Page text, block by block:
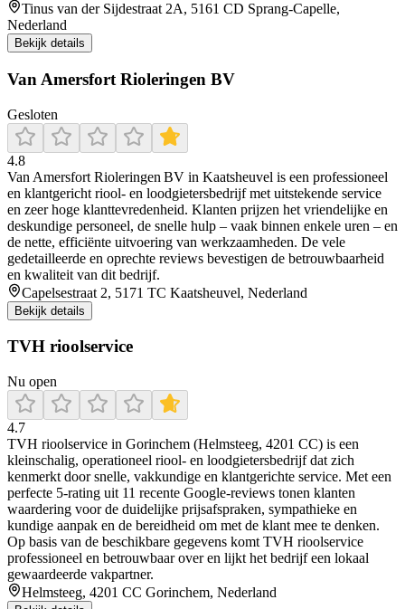
Tinus van der Sijdestraat 2A, 5161 CD Sprang-Capelle,
Nederland
Bekijk details
Van Amersfort Rioleringen BV
Gesloten
4.8
Van Amersfort Rioleringen BV in Kaatsheuvel is een professioneel
en klantgericht riool- en loodgietersbedrijf met uitstekende service
en zeer hoge klanttevredenheid. Klanten prijzen het vriendelijke en
deskundige personeel, de snelle hulp – vaak binnen enkele uren – en
de nette, efficiënte uitvoering van werkzaamheden. De vele
gedetailleerde en oprechte reviews bevestigen de betrouwbaarheid
en kwaliteit van dit bedrijf.
Capelsestraat 2, 5171 TC Kaatsheuvel, Nederland
Bekijk details
TVH rioolservice
Nu open
4.7
TVH rioolservice in Gorinchem (Helmsteeg, 4201 CC) is een
kleinschalig, operationeel riool- en loodgietersbedrijf dat zich
kenmerkt door snelle, vakkundige en klantgerichte service. Met een
perfecte 5‑rating uit 11 recente Google‑reviews tonen klanten
waardering voor de duidelijke prijsafspraken, sympathieke en
kundige aanpak en de bereidheid om met de klant mee te denken.
Op basis van de beschikbare gegevens komt TVH rioolservice
professioneel en betrouwbaar over en lijkt het bedrijf een lokaal
gewaardeerde vakpartner.
Helmsteeg, 4201 CC Gorinchem, Nederland